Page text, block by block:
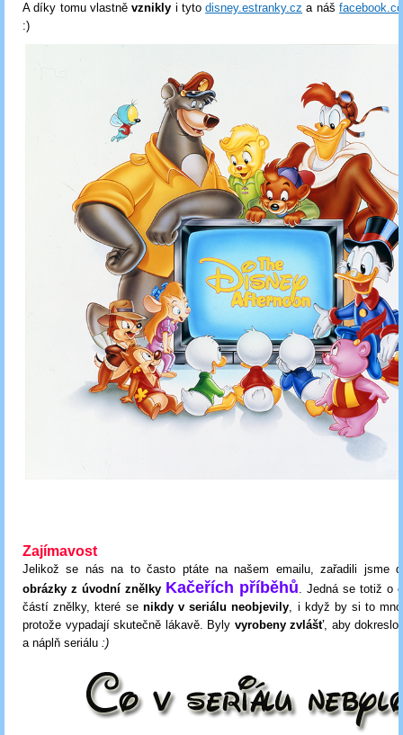
A díky tomu vlastněvznikly i tytodisney.estranky.cz a náš
:)
Zajímavost
Jelikož se nás na to často ptáte na našem emailu, zařadili jsme
obrázky z úvodní znělky Kačeřích příběhů. Jedná se totiž o
částí znělky, které se nikdy v seriálu neobjevily, i když by si to
protože vypadají skutečně lákavě. Byly vyrobeny zvlášť, aby
a náplň seriálu :)